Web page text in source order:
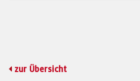
zur Übersicht